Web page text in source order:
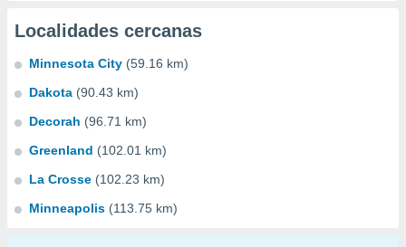
Localidades cercanas
Minnesota City (59.16 km)
Dakota (90.43 km)
Decorah (96.71 km)
Greenland (102.01 km)
La Crosse (102.23 km)
Minneapolis (113.75 km)